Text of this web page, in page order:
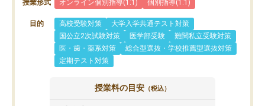
授業形式 オンライン個別指導(1:1) 個別指導(1:1)
目的 高校受験対策
大学入学共通テスト対策
国公立2次試験対策
医学部受験
難関私立受験対策
医・歯・薬系対策
総合型選抜・学校推薦型選抜対策
定期テスト対策
授業料の目安 （税込）